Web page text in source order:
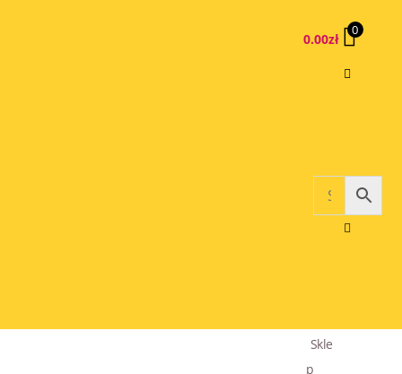
0.00zł
0
Skle
p